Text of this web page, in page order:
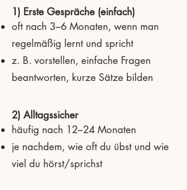
1) Erste Gespräche (einfach)
oft nach 3–6 Monaten, wenn man
regelmäßig lernt und spricht
z. B. vorstellen, einfache Fragen
beantworten, kurze Sätze bilden
2) Alltagssicher
häufig nach 12–24 Monaten
je nachdem, wie oft du übst und wie
viel du hörst/sprichst